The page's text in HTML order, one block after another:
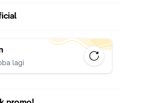
+ Sterilisasi Lampu UV
lagi